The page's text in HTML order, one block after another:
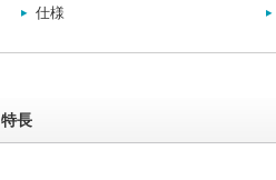
仕様
特長